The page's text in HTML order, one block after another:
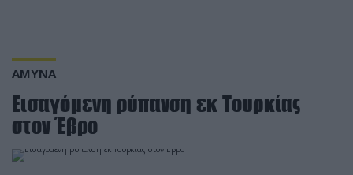
ΑΜΥΝΑ
Εισαγόμενη ρύπανση εκ Τουρκίας
στον Έβρο